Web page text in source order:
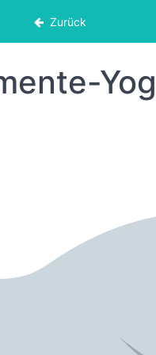
Zurück